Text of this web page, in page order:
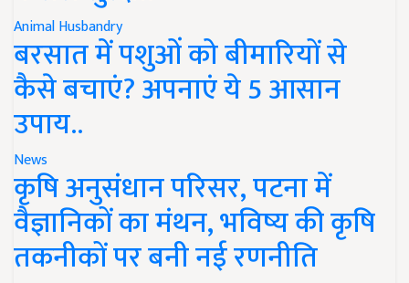
Animal Husbandry
बरसात में पशुओं को बीमारियों से
कैसे बचाएं? अपनाएं ये 5 आसान
उपाय..
News
कृषि अनुसंधान परिसर, पटना में
वैज्ञानिकों का मंथन, भविष्य की कृषि
तकनीकों पर बनी नई रणनीति